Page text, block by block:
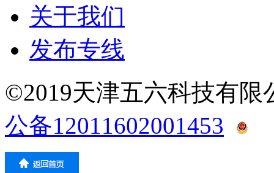
关于我们
发布专线
©2019天津五六科技有
公备12011602001453